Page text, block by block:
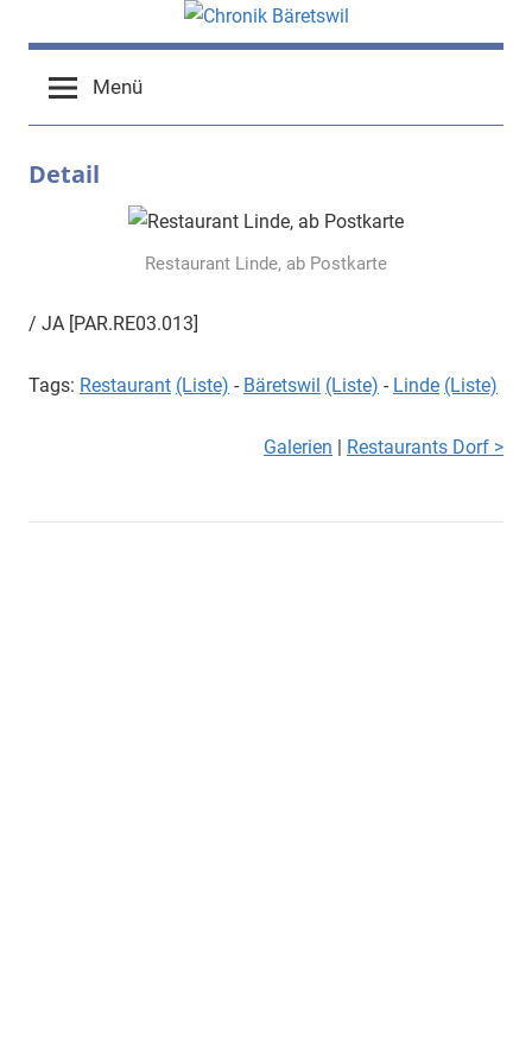
Inhalt
springenchronik-
baeretswil.ch
baeretswil.ch
Menü
Detail
Restaurant Linde, ab Postkarte
/ JA [PAR.RE03.013]
Tags: Restaurant (Liste) - Bäretswil (Liste) - Linde (Liste)
Galerien | Restaurants Dorf >